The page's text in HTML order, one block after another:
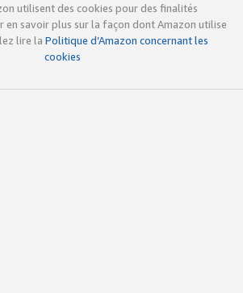
utilisent des cookies pour des finalités
en savoir plus sur la façon dont Amazon utilise
lire la Politique d’Amazon concernant les
cookies